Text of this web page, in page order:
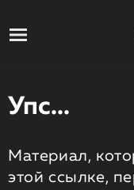
Упс...
Материал,
этой ссылке,